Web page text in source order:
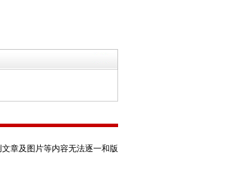
章及图片等内容无法逐一和版